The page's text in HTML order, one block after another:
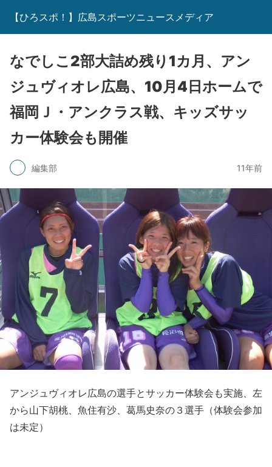
【ひろスポ！】広島スポーツニュースメディア
なでしこ2部大詰め残り1カ月、アン
ジュヴィオレ広島、10月4日ホームで
福岡Ｊ・アンクラス戦、キッズサッ
カー体験会も開催
編集部 11年前
アンジュヴィオレ広島の選手とサッカー体験会も実施、左
から山下胡桃、魚住有沙、葛馬史奈の３選手（体験会参加
は未定）